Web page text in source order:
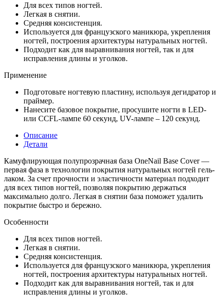
Для всех типов ногтей.
Легкая в снятии.
Средняя консистенция.
Используется для французского маникюра, укрепления
ногтей, построения архитектуры натуральных ногтей.
Подходит как для выравнивания ногтей, так и для
исправления длины и уголков.
Применение
Подготовьте ногтевую пластину, используя дегидратор и
праймер.
Нанесите базовое покрытие, просушите ногти в LED-
или CCFL-лампе 60 секунд, UV-лампе – 120 секунд.
Описание
Детали
Камуфлирующая полупрозрачная база OneNail Base Cover —
первая фаза в технологии покрытия натуральных ногтей гель-
лаком. За счет прочности и эластичности материал подходит
для всех типов ногтей, позволяя покрытию держаться
максимально долго. Легкая в снятии база поможет удалить
покрытие быстро и бережно.
Особенности
Для всех типов ногтей.
Легкая в снятии.
Средняя консистенция.
Используется для французского маникюра, укрепления
ногтей, построения архитектуры натуральных ногтей.
Подходит как для выравнивания ногтей, так и для
исправления длины и уголков.